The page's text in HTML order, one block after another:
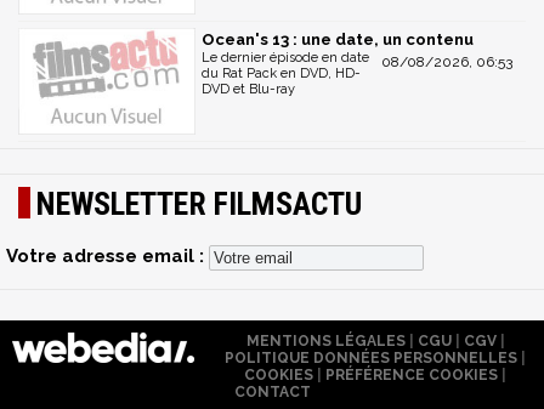
Ocean's 13 : une date, un contenu
08/08/2026, 06:53
Le dernier épisode en date
du Rat Pack en DVD, HD-
DVD et Blu-ray
NEWSLETTER FILMSACTU
Votre adresse email :
MENTIONS LÉGALES| CGU| CGV|
POLITIQUE DONNÉES PERSONNELLES
COOKIES
PRÉFÉRENCE COOKIES
CONTACT